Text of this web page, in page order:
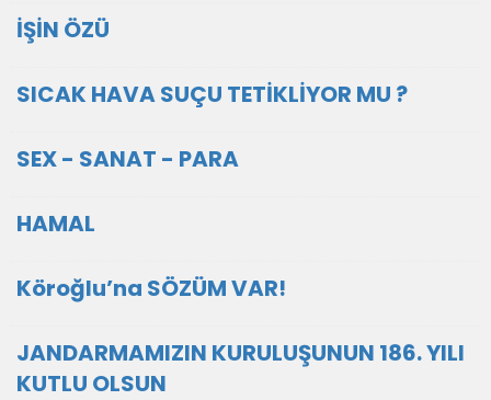
İŞİN ÖZÜ
SICAK HAVA SUÇU TETİKLİYOR MU ?
SEX - SANAT - PARA
HAMAL
Köroğlu’na SÖZÜM VAR!
JANDARMAMIZIN KURULUŞUNUN 186. YILI
KUTLU OLSUN